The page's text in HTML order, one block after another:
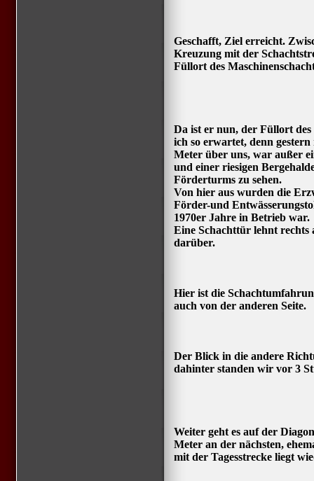
Geschafft, Ziel erreicht.
Kreuzung mit der
Füllort des
Da ist er nun, der Füllort des
ich so erwartet, denn
Meter über uns, war außer
und einer riesigen
Förderturms zu sehen.
Von hier aus wurden die
Förder-und
1970er Jahre in Betrieb war.
Eine Schachttür lehnt rechts
darüber.
Hier ist die
auch von der anderen Seite.
Der Blick in die andere
dahinter standen wir vor 3
Weiter geht es auf der
Meter an der nächsten,
mit der Tagesstrecke liegt